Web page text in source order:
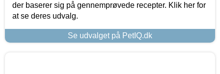
der baserer sig på gennemprøvede recepter. Klik her for
at se deres udvalg.
Se udvalget på PetIQ.dk